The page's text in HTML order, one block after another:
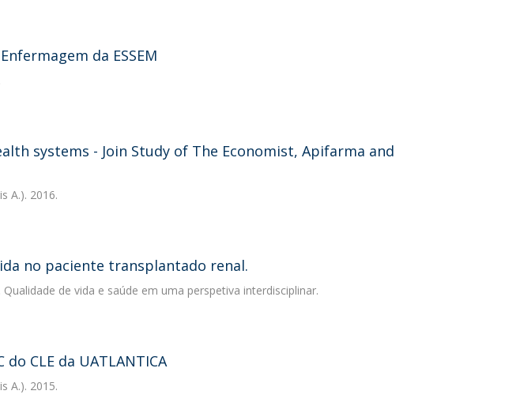
da ESSEM
systems - Join Study of The Economist, Apifarma and
A.). 2016.
no paciente transplantado renal.
de vida e saúde em uma perspetiva interdisciplinar.
CLE da UATLANTICA
A.). 2015.